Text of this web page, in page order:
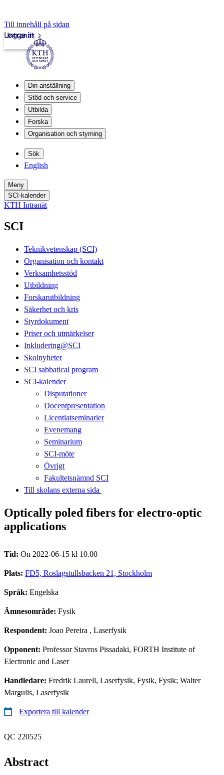
Till innehåll på sidan
Intranät
Logga in
Din anställning
Stöd och service
Utbilda
Forska
Organisation och styrning
Sök
English
Meny
SCI-kalender
KTH Intranät
SCI
Teknikvetenskap (SCI)
Organisation och kontakt
Verksamhetsstöd
Utbildning
Forskarutbildning
Säkerhet och kris
Styrdokument
Priser och utmärkelser
Inkludering@SCI
Skolnyheter
SCI sabbatical program
SCI-kalender
Disputationer
Docentpresentation
Licentiatseminarier
Evenemang
Seminarium
SCI-möte
Övrigt
Fakultetsnämnd SCI
Till skolans externa sida​​​​​​​
Optically poled fibers for electro-optic
applications
Tid: On 2022-06-15 kl 10.00
Plats: FD5, Roslagstullsbacken 21, Stockholm
Språk: Engelska
Ämnesområde: Fysik
Respondent: Joao Pereira , Laserfysik
Opponent: Professor Stavros Pissadaki, FORTH Institute of
Electronic and Laser
Handledare: Fredrik Laurell, Laserfysik, Fysik, Fysik; Walter
Margulis, Laserfysik
Exportera till kalender
QC 220525
Abstract